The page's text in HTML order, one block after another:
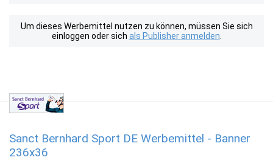
Um dieses Werbemittel nutzen zu können, müssen Sie sich
einloggen oder sich als Publisher anmelden
Sanct Bernhard Sport DE Werbemittel - Banner
236x36